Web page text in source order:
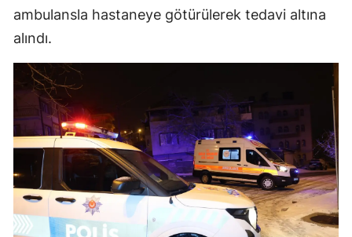
ambulansla hastaneye götürülerek tedavi altına
alındı.